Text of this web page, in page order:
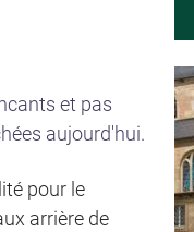
et pas
aujourd'hui.
pour le
arrière de